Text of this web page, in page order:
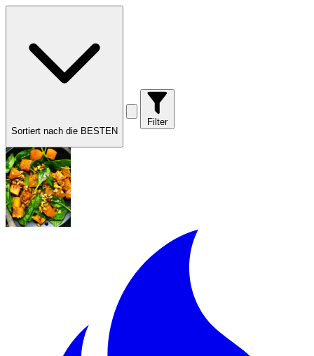
Sortiert nach die BESTEN
Filter